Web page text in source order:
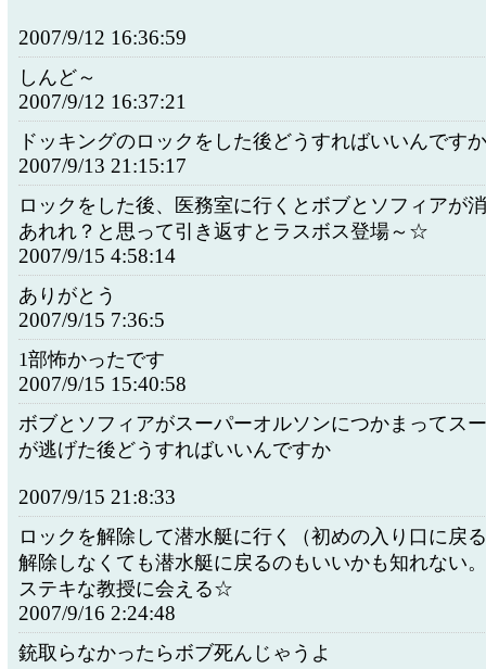
2007/9/12 16:36:59
しんど～
2007/9/12 16:37:21
ドッキングのロックをした後どうすればいいんですか
2007/9/13 21:15:17
ロックをした後、医務室に行くとボブとソフィアが
あれれ？と思って引き返すとラスボス登場～☆
2007/9/15 4:58:14
ありがとう
2007/9/15 7:36:5
1部怖かったです
2007/9/15 15:40:58
ボブとソフィアがスーパーオルソンにつかまってス
が逃げた後どうすればいいんですか
2007/9/15 21:8:33
ロックを解除して潜水艇に行く（初めの入り口に戻
解除しなくても潜水艇に戻るのもいいかも知れない。
ステキな教授に会える☆
2007/9/16 2:24:48
銃取らなかったらボブ死んじゃうよ